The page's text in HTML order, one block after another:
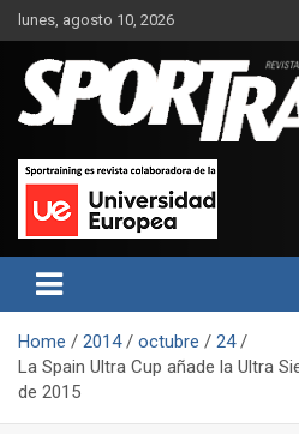
Skip
to
content
lunes, agosto 10, 2026
Revista técnica
Sport Training
rendimiento, nutrición y
Home 2014 octubre
24
La Spain Ultra Cup añade la Ultra
de 2015